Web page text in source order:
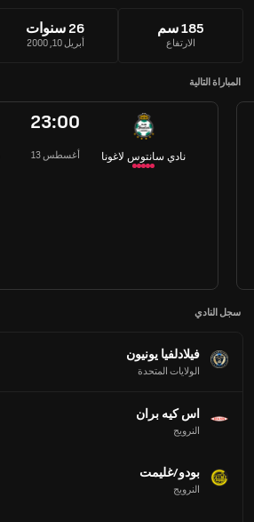
185 سم
الارتفاع
26 سنوات
أبريل 10, 2000
المباراة التالية
23:00
13 أغسطس نادي سانتوس لاغونا
سجل النادي
فيلادلفيا يونيون
الولايات المتحدة
اس كيه بران
النرويج
بودو/غليمت
النرويج